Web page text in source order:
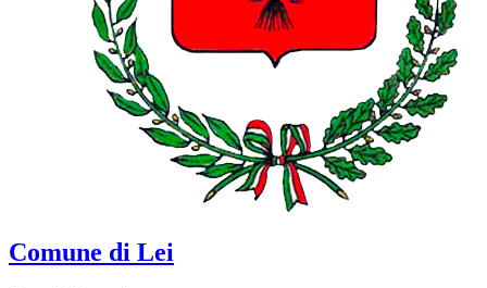
Comune di Lei